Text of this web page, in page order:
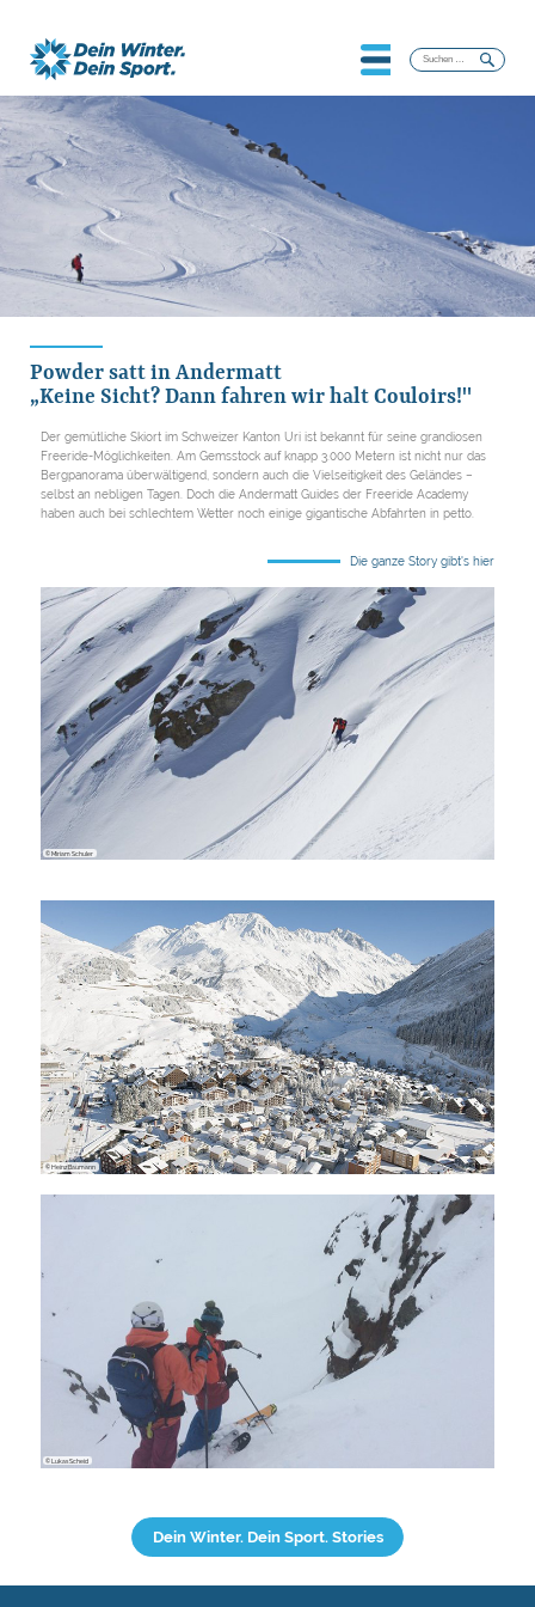
Suchen
nach:
Powder satt in Andermatt
„Keine Sicht? Dann fahren wir halt Couloirs!"
Der gemütliche Skiort im Schweizer Kanton Uri ist bekannt für seine grandiosen
Freeride-Möglichkeiten. Am Gemsstock auf knapp 3.000 Metern ist nicht nur das
Bergpanorama überwältigend, sondern auch die Vielseitigkeit des Geländes –
selbst an nebligen Tagen. Doch die Andermatt Guides der Freeride Academy
haben auch bei schlechtem Wetter noch einige gigantische Abfahrten in petto.
Die ganze Story gibt's hier
© Miriam Schuler
© Heinz Baumann
© Lukas Scheid
Dein Winter. Dein Sport. Stories